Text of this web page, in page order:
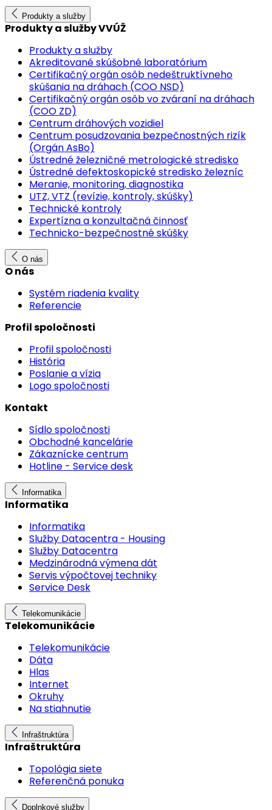
Produkty a služby
Produkty a služby VVÚŽ
Produkty a služby
Akreditované skúšobné laboratórium
Certifikačný orgán osôb nedeštruktívneho
skúšania na dráhach (COO NSD)
Certifikačný orgán osôb vo zváraní na dráhach
(COO ZD)
Centrum dráhových vozidiel
Centrum posudzovania bezpečnostných rizík
(Orgán AsBo)
Ústredné železničné metrologické stredisko
Ústredné defektoskopické stredisko železníc
Meranie, monitoring, diagnostika
UTZ, VTZ (revízie, kontroly, skúšky)
Technické kontroly
Expertízna a konzultačná činnosť
Technicko-bezpečnostné skúšky
O nás
O nás
Systém riadenia kvality
Referencie
Profil spoločnosti
Profil spoločnosti
História
Poslanie a vízia
Logo spoločnosti
Kontakt
Sídlo spoločnosti
Obchodné kancelárie
Zákaznícke centrum
Hotline - Service desk
Informatika
Informatika
Informatika
Služby Datacentra - Housing
Služby Datacentra
Medzinárodná výmena dát
Servis výpočtovej techniky
Service Desk
Telekomunikácie
Telekomunikácie
Telekomunikácie
Dáta
Hlas
Internet
Okruhy
Na stiahnutie
Infraštruktúra
Infraštruktúra
Topológia siete
Referenčná ponuka
Doplnkové služby